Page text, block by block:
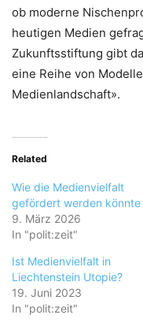
ob moderne
heutigen Medien
Zukunftsstiftung gibt
eine Reihe von
Medienlandschaft».
Related
Wie die Medienvielfalt
gefördert werden könnte
9. März 2026
In "polit:zeit"
Ist Medienvielfalt in
Liechtenstein Utopie?
19. Juni 2023
In "polit:zeit"